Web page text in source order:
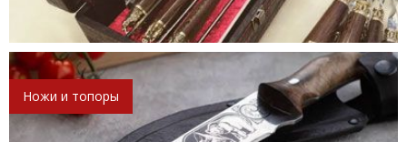
Ножи и топоры